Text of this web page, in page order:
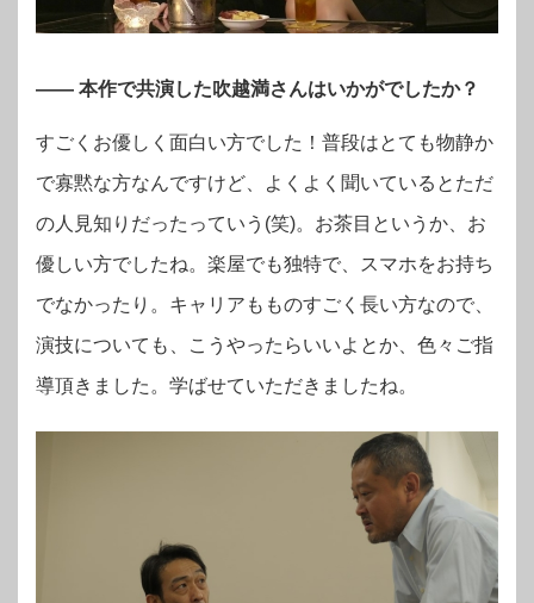
―― 本作で共演した吹越満さんはいかがでしたか？
すごくお優しく面白い方でした！普段はとても物静か
で寡黙な方なんですけど、よくよく聞いているとただ
の人見知りだったっていう(笑)。お茶目というか、お
優しい方でしたね。楽屋でも独特で、スマホをお持ち
でなかったり。キャリアもものすごく長い方なので、
演技についても、こうやったらいいよとか、色々ご指
導頂きました。学ばせていただきましたね。